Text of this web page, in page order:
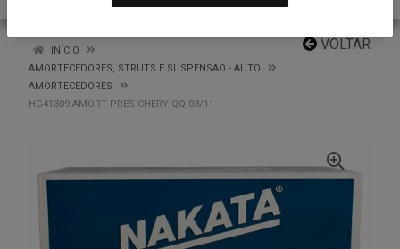
VOLTAR
INÍCIO
AMORTECEDORES, STRUTS E SUSPENSAO - AUTO
AMORTECEDORES
HG41309 AMORT PRES CHERY QQ 03/11